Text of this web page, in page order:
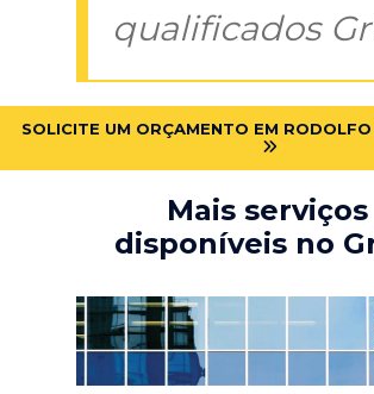
qualificados
SOLICITE UM ORÇAMENTO EM RODOLFO
Mais serviços
disponíveis no